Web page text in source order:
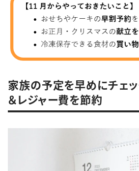
家族の予定を早めにチェッ
＆レジャー費を節約